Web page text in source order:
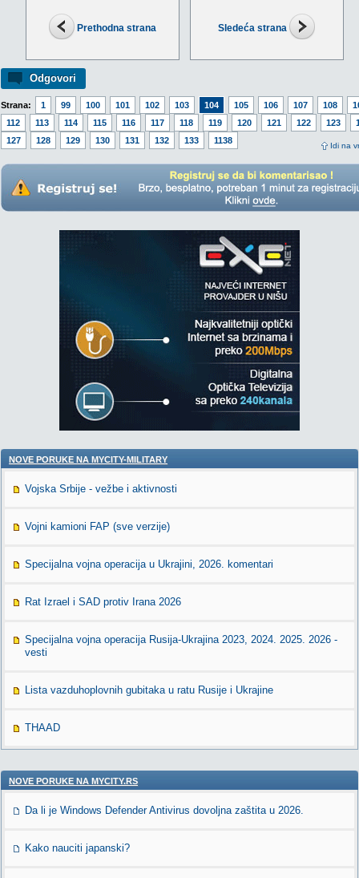
Prethodna strana Sledeća strana
Odgovori
Strana: 1 99 100 101 102 103 104 105 106 107 108
112
113 114 115 116 117 118 119 120 121 122 123
127
128 129 130 131 132 133 1138
Idi na
NOVE PORUKE NA MYCITY-MILITARY
Vojska Srbije - vežbe i aktivnosti
Vojni kamioni FAP (sve verzije)
Specijalna vojna operacija u Ukrajini, 2026. komentari
Rat Izrael i SAD protiv Irana 2026
Specijalna vojna operacija Rusija-Ukrajina 2023, 2024. 2025. 2026 -
vesti
Lista vazduhoplovnih gubitaka u ratu Rusije i Ukrajine
THAAD
NOVE PORUKE NA MYCITY.RS
Da li je Windows Defender Antivirus dovoljna zaštita u 2026.
Kako nauciti japanski?